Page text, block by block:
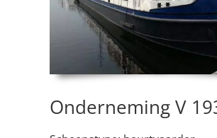
Onderneming V